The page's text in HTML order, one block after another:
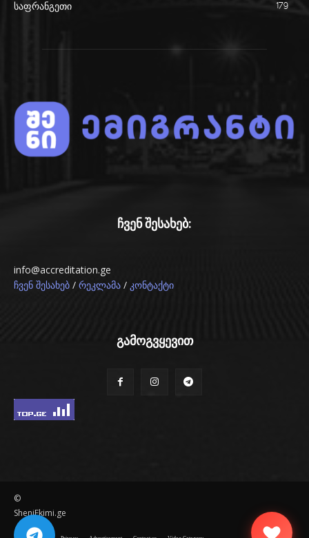
საფრანგეთი 179
ჩვენ შესახებ:
info@accreditation.ge
ჩვენ შესახებ / რეკლამა / კონტაქტი
გამოგვყევით
©
SheniEkimi.ge